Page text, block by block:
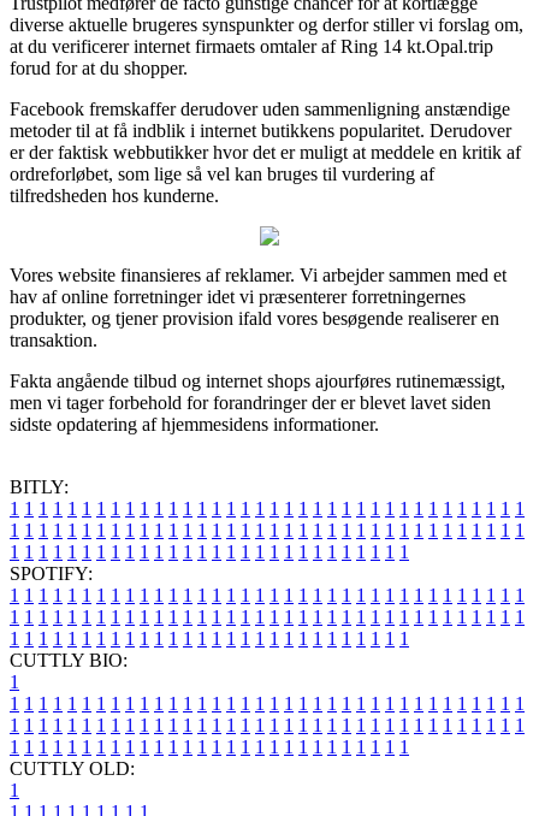
diverse aktuelle brugeres synspunkter og derfor stiller vi forslag om,
at du verificerer internet firmaets omtaler af Ring 14 kt.Opal.trip
forud for at du shopper.
Facebook fremskaffer derudover uden sammenligning anstændige
metoder til at få indblik i internet butikkens popularitet. Derudover
er der faktisk webbutikker hvor det er muligt at meddele en kritik af
ordreforløbet, som lige så vel kan bruges til vurdering af
tilfredsheden hos kunderne.
Vores website finansieres af reklamer. Vi arbejder sammen med et
hav af online forretninger idet vi præsenterer forretningernes
produkter, og tjener provision ifald vores besøgende realiserer en
transaktion.
Fakta angående tilbud og internet shops ajourføres rutinemæssigt,
men vi tager forbehold for forandringer der er blevet lavet siden
sidste opdatering af hjemmesidens informationer.
BITLY:
1 1 1 1 1 1 1 1 1 1 1 1 1 1 1 1 1 1 1 1 1 1 1 1 1 1 1 1 1 1 1 1 1 1 1 1
1 1 1 1 1 1 1 1 1 1 1 1 1 1 1 1 1 1 1 1 1 1 1 1 1 1 1 1 1 1 1 1 1 1 1 1
1 1 1 1 1 1 1 1 1 1 1 1 1 1 1 1 1 1 1 1 1 1 1 1 1 1 1 1
SPOTIFY:
1 1 1 1 1 1 1 1 1 1 1 1 1 1 1 1 1 1 1 1 1 1 1 1 1 1 1 1 1 1 1 1 1 1 1 1
1 1 1 1 1 1 1 1 1 1 1 1 1 1 1 1 1 1 1 1 1 1 1 1 1 1 1 1 1 1 1 1 1 1 1 1
1 1 1 1 1 1 1 1 1 1 1 1 1 1 1 1 1 1 1 1 1 1 1 1 1 1 1 1
CUTTLY BIO:
1
1 1 1 1 1 1 1 1 1 1 1 1 1 1 1 1 1 1 1 1 1 1 1 1 1 1 1 1 1 1 1 1 1 1 1 1
1 1 1 1 1 1 1 1 1 1 1 1 1 1 1 1 1 1 1 1 1 1 1 1 1 1 1 1 1 1 1 1 1 1 1 1
1 1 1 1 1 1 1 1 1 1 1 1 1 1 1 1 1 1 1 1 1 1 1 1 1 1 1 1
CUTTLY OLD:
1
1 1 1 1 1 1 1 1 1 1